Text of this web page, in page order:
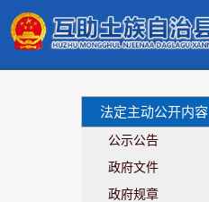
法定主动公开内容
公示公告
政府文件
政府规章